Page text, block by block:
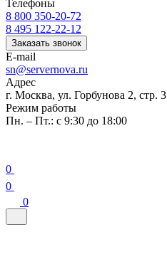
Телефоны
8 800 350-20-72
8 495 122-22-12
Заказать звонок
E-mail
sn@servernova.ru
Адрес
г. Москва, ул. Горбунова 2, стр. 3
Режим работы
Пн. – Пт.: с 9:30 до 18:00
0
0
0